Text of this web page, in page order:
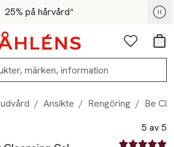
25% på hårvård*
- Shoppa nu
Favoriter
/ Ansikte / Rengöring / Be
5 av 5